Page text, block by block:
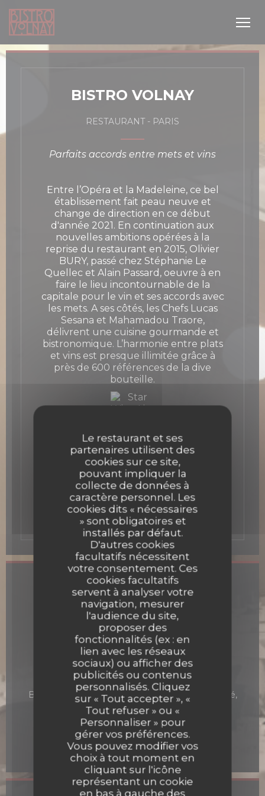
Le restaurant et ses
partenaires utilisent des
cookies sur ce site,
pouvant impliquer la
collecte de données à
caractère personnel. Les
cookies dits « nécessaires
» sont obligatoires et
installés par défaut.
D'autres cookies
facultatifs nécessitent
votre consentement. Ces
cookies facultatifs
servent à analyser votre
navigation, mesurer
l'audience du site,
proposer des
fonctionnalités (ex : en
lien avec les réseaux
sociaux) ou afficher des
publicités ou contenus
personnalisés. Cliquez
sur « Tout accepter », «
Tout refuser » ou «
Personnaliser » pour
gérer vos préférences.
Vous pouvez modifier vos
choix à tout moment en
cliquant sur l'icône
représentant un cookie
en bas à gauche des
BISTRO VOLNAY
RESTAURANT - PARIS
Parfaits accords entre mets et vins
Entre l’Opéra et la Madeleine, ce bel
établissement fait peau neuve et
change de direction en ce début
d'année 2021. En continuation aux
nouvelles ambitions opérées à la
reprise du restaurant en 2015, Olivier
BURY, passé chez Stéphanie Le
Quellec et Alain Passard, oeuvre à en
faire le lieu incontournable de la
capitale pour le vin et ses accords avec
les mets. A ses côtés, les Chefs Lucas
Sesana et Mahamadou Traore,
délivrent une cuisine gourmande et
bistronomique. L’harmonie entre plats
et vins est presque illimitée grâce à
près de 600 références de la dive
bouteille.
Infos pratiques
Cuisine
Bistronomique
Type de restaurant
Restaurant
Services
Bar à Vin, Privatisation, Parking payant à proximité,
Terrasse, Accès Wifi
Moyens de paiement
Eurocard/Mastercard, Espèces, Visa, Chèques,
American Express, Carte Bleue